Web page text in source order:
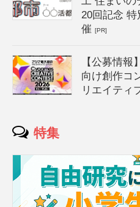
20回記念 特
催[PR]
【公募情報
向け創作コ
リエイティ
特集